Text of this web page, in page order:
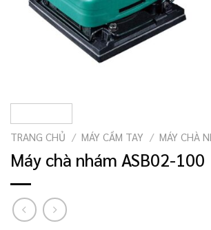
TRANG CHỦ / MÁY CẦM TAY / MÁY CHÀ
Máy chà nhám ASB02-100